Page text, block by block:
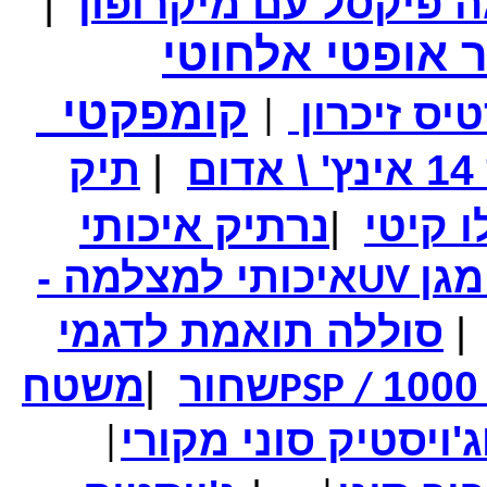
₪250.00 מחיר שוק
₪144.00 המחיר כולל משלוח :
סיגריה אלקטרונית - לגמילה מעישון באריזה מהודרת
אופטי אלחוטי
קומפקטי
זיכרון
| תיק
|נרתיק איכותי
UVאיכותי למצלמה -
| סוללה תואמת לדגמי
PSP /שחור |משטח
ג'ויסטיק סוני מקורי